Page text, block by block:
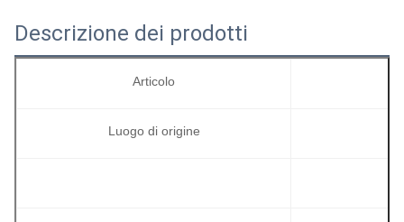
Descrizione dei prodotti
Articolo
Luogo di origine